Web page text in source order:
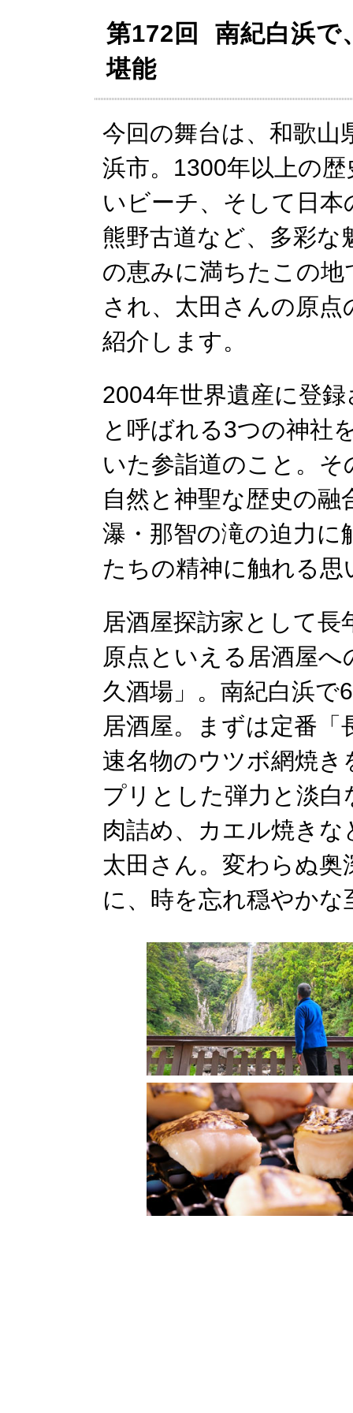
第172回 南紀白浜で
堪能
今回の舞台は、和歌山
浜市。1300年以上の
いビーチ、そして日
熊野古道など、多彩な
の恵みに満ちたこの
され、太田さんの原
紹介します。
2004年世界遺産に登
と呼ばれる3つの神社
いた参詣道のこと。
自然と神聖な歴史の
瀑・那智の滝の迫力に
たちの精神に触れる
居酒屋探訪家として
原点といえる居酒屋
久酒場」。南紀白浜で
居酒屋。まずは定番「
速名物のウツボ網焼
プリとした弾力と淡
肉詰め、カエル焼き
太田さん。変わらぬ
に、時を忘れ穏やか